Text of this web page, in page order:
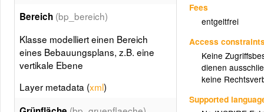
Fees
entgeltfrei
Access
Keine
dienen
keine
Supported
Bereich (bp_bereich)
Klasse modelliert einen Bereich
eines Bebauungsplans, z.B. eine
vertikale Ebene
Layer metadata (xml)